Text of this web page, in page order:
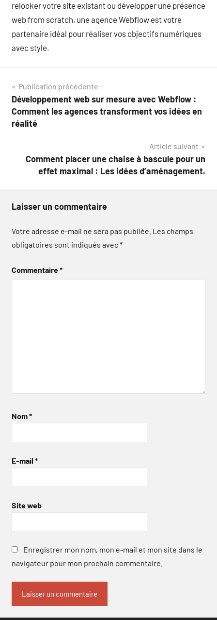
relooker votre site existant ou développer une présence
web from scratch, une agence Webflow est votre
partenaire idéal pour réaliser vos objectifs numériques
avec style.
Navigation
de
l’article
Publication précédente
Développement web sur mesure avec Webflow :
Comment les agences transforment vos idées en
réalité
Article suivant
Comment placer une chaise à bascule pour un
effet maximal : Les idées d’aménagement.
Laisser un commentaire
Votre adresse e-mail ne sera pas publiée. Les champs
obligatoires sont indiqués avec*
Commentaire*
Nom*
E-mail *
Site web
Enregistrer mon nom, mon e-mail et mon site dans le
navigateur pour mon prochain commentaire.